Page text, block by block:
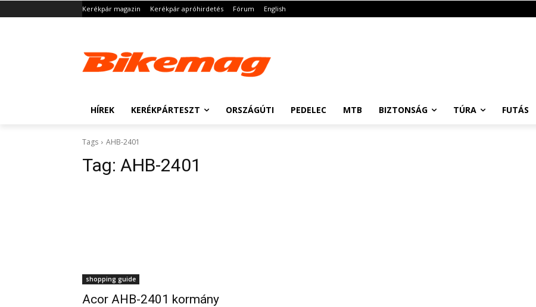
Kerékpár magazin Kerékpár apróhirdetés Fórum English
HÍREK KERÉKPÁRTESZT ORSZÁGÚTI PEDELEC MTB BIZTONSÁG TÚRA FUTÁS
Tags AHB-2401
Tag: AHB-2401
shopping guide
Acor AHB-2401 kormány